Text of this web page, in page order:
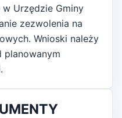
w Urzędzie Gminy
zezwolenia na
Wnioski należy
planowanym